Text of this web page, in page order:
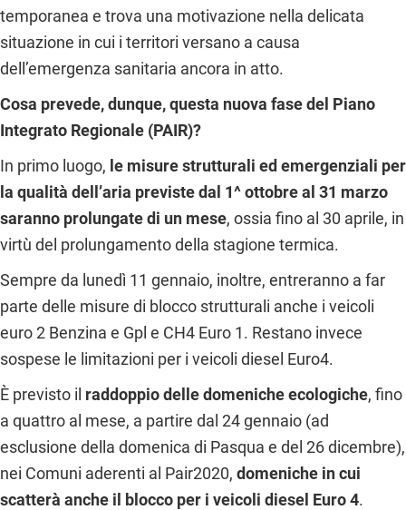
temporanea e trova una motivazione nella delicata
situazione in cui i territori versano a causa
dell’emergenza sanitaria ancora in atto.
Cosa prevede, dunque, questa nuova fase del Piano
Integrato Regionale (PAIR)?
In primo luogo, le misure strutturali ed emergenziali per
la qualità dell’aria previste dal 1^ ottobre al 31 marzo
saranno prolungate di un mese, ossia fino al 30 aprile, in
virtù del prolungamento della stagione termica.
Sempre da lunedì 11 gennaio, inoltre, entreranno a far
parte delle misure di blocco strutturali anche i veicoli
euro 2 Benzina e Gpl e CH4 Euro 1. Restano invece
sospese le limitazioni per i veicoli diesel Euro4.
È previsto il raddoppio delle domeniche ecologiche, fino
a quattro al mese, a partire dal 24 gennaio (ad
esclusione della domenica di Pasqua e del 26 dicembre),
nei Comuni aderenti al Pair2020, domeniche in cui
scatterà anche il blocco per i veicoli diesel Euro 4.